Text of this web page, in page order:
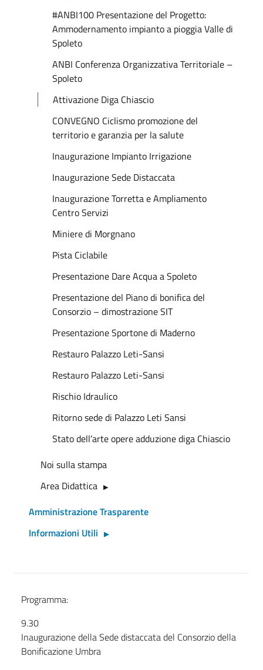
#ANBI100 Presentazione del Progetto:
Ammodernamento impianto a pioggia Valle di
Spoleto
ANBI Conferenza Organizzativa Territoriale –
Spoleto
Attivazione Diga Chiascio
CONVEGNO Ciclismo promozione del
territorio e garanzia per la salute
Inaugurazione Impianto Irrigazione
Inaugurazione Sede Distaccata
Inaugurazione Torretta e Ampliamento
Centro Servizi
Miniere di Morgnano
Pista Ciclabile
Presentazione Dare Acqua a Spoleto
Presentazione del Piano di bonifica del
Consorzio – dimostrazione SIT
Presentazione Sportone di Maderno
Restauro Palazzo Leti-Sansi
Restauro Palazzo Leti-Sansi
Rischio Idraulico
Ritorno sede di Palazzo Leti Sansi
Stato dell’arte opere adduzione diga Chiascio
Noi sulla stampa
Area Didattica
Amministrazione Trasparente
Informazioni Utili
Programma:
9.30
Inaugurazione della Sede distaccata del Consorzio della
Bonificazione Umbra